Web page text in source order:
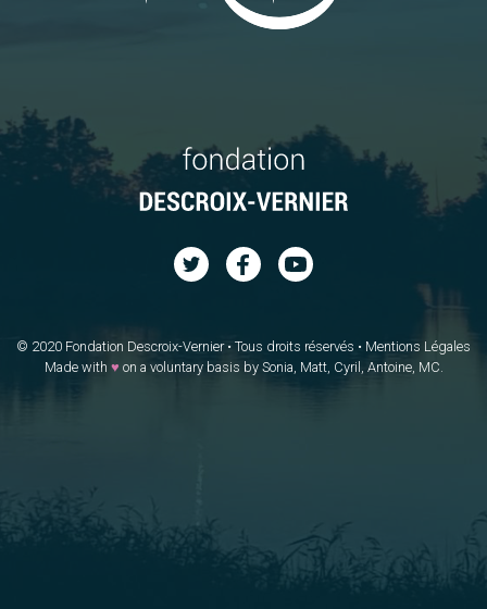
© 2020 Fondation Descroix-Vernier • Tous droits réservés • Mentions Légales
Made with ♥ on a voluntary basis by Sonia, Matt, Cyril, Antoine, MC.